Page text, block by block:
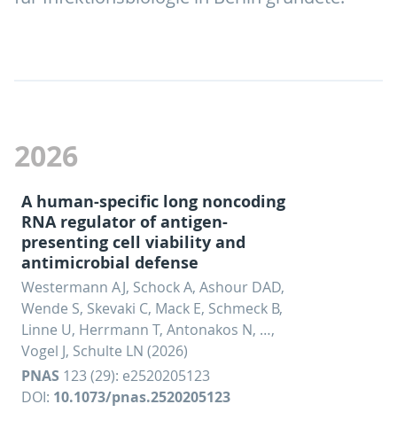
2026
A human-specific long noncoding
RNA regulator of antigen-
presenting cell viability and
antimicrobial defense
Westermann AJ, Schock A, Ashour DAD,
Wende S, Skevaki C, Mack E, Schmeck B,
Linne U, Herrmann T, Antonakos N, …,
Vogel J, Schulte LN (2026)
PNAS 123 (29): e2520205123
DOI: 10.1073/pnas.2520205123